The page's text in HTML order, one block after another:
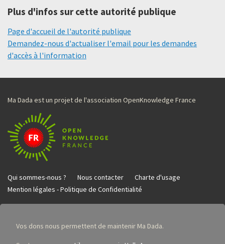
Plus d'infos sur cette autorité publique
Page d'accueil de l'autorité publique
Demandez-nous d'actualiser l'email pour les demandes
d'accès à l'information
Ma Dada est un projet de l'association OpenKnowledge France
Qui sommes-nous ? Nous contacter
Charte d'usage
Mention légales - Politique de Confidentialité
Vos dons nous permettent de maintenir Ma Dada.